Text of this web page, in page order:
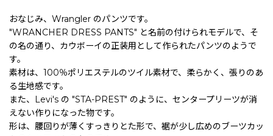
おなじみ、Wrangler のパンツです。
"WRANCHER DRESS PANTS" と名前の付けられモデルで、そ
の名の通り、カウボーイの正装用として作られたパンツのようで
す。
素材は、100％ポリエステルのツイル素材で、柔らかく、張りのあ
る生地感です。
また、Levi's の "STA-PREST" のように、センタープリーツが消
えない作りになった物です。
形は、腰回りが薄くすっきりとた形で、裾が少し広めのブーツカッ